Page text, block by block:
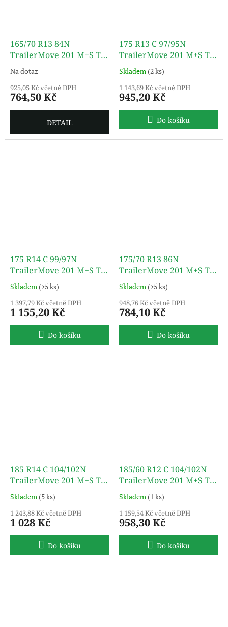
165/70 R13 84N
TrailerMove 201 M+S TL
TURON
Na dotaz
925,05 Kč včetně DPH
764,50 Kč
DETAIL
175 R13 C 97/95N
TrailerMove 201 M+S TL
TURON
Skladem(2 ks)
1 143,69 Kč včetně DPH
945,20 Kč
Do košíku
175 R14 C 99/97N
TrailerMove 201 M+S TL
TURON
Skladem(>5 ks)
1 397,79 Kč včetně DPH
1 155,20 Kč
Do košíku
175/70 R13 86N
TrailerMove 201 M+S TL
TURON
Skladem(>5 ks)
948,76 Kč včetně DPH
784,10 Kč
Do košíku
185 R14 C 104/102N
TrailerMove 201 M+S TL
TURON
Skladem(5 ks)
1 243,88 Kč včetně DPH
1 028 Kč
Do košíku
185/60 R12 C 104/102N
TrailerMove 201 M+S TL
TURON
Skladem(1 ks)
1 159,54 Kč včetně DPH
958,30 Kč
Do košíku